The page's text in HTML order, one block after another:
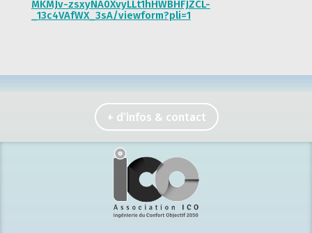
MKMJv-zsxyNA0XvyLLt1hHWBHFJZCL-
_13c4VAfWX_3sA/viewform?pli=1
+ d’infos & contact